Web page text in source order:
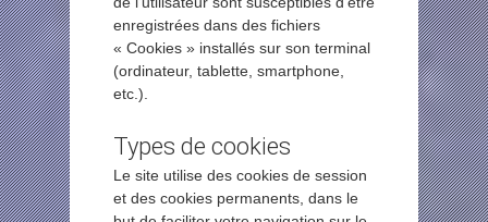
enregistrées dans des fichiers
« Cookies » installés sur son terminal
(ordinateur, tablette, smartphone,
etc.).
Types de cookies
Le site utilise des cookies de session
et des cookies permanents, dans le